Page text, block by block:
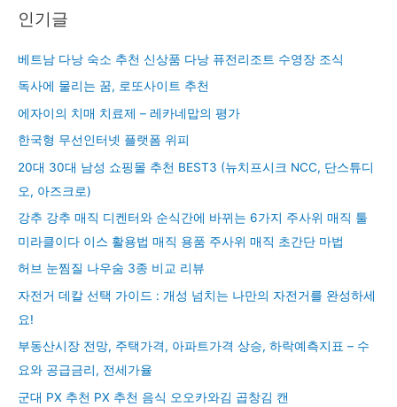
인기글
베트남 다낭 숙소 추천 신상품 다낭 퓨전리조트 수영장 조식
독사에 물리는 꿈, 로또사이트 추천
에자이의 치매 치료제 – 레카네맙의 평가
한국형 무선인터넷 플랫폼 위피
20대 30대 남성 쇼핑몰 추천 BEST3 (뉴치프시크 NCC, 단스튜디
오, 아즈크로)
강추 강추 매직 디켄터와 순식간에 바뀌는 6가지 주사위 매직 툴
미라클이다 이스 활용법 매직 용품 주사위 매직 초간단 마법
허브 눈찜질 나우숨 3종 비교 리뷰
자전거 데칼 선택 가이드 : 개성 넘치는 나만의 자전거를 완성하세
요!
부동산시장 전망, 주택가격, 아파트가격 상승, 하락예측지표 – 수
요와 공급금리, 전세가율
군대 PX 추천 PX 추천 음식 오오카와김 곱창김 캔